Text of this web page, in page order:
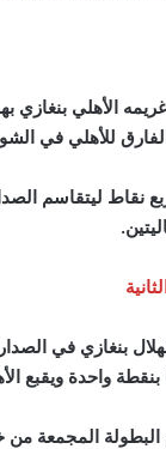
غريمه الأهلي
للأهلي في
نقاط ليتقاسم
بنغازي في
واحدة ويقبع
المجمعة من